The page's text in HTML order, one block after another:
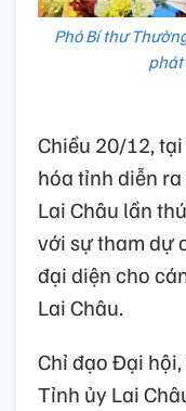
Phó Bí thư
phát
Chiều 20/12,
hóa tỉnh diễn
Lai Châu lần
với sự tham dự
đại diện cho
Lai Châu.
Chỉ đạo Đại
Tỉnh ủy Lai